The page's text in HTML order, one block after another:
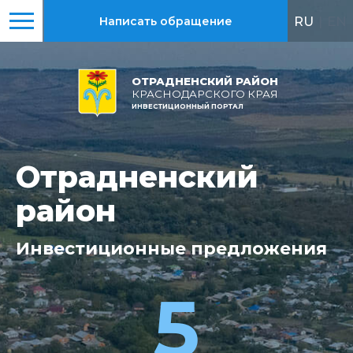
ОТРАДНЕНСКИЙ РАЙОН
КРАСНОДАРСКОГО КРАЯ
ИНВЕСТИЦИОННЫЙ ПОРТАЛ
Написать обращение RU
Отрадненский
район
Инвестиционныепредложения
5
Отрадненский
район
Всегореализовано
7